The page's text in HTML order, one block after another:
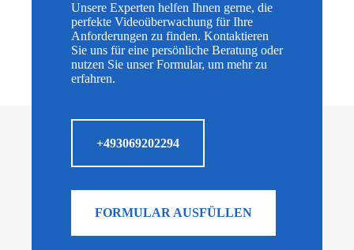
Unsere Experten helfen Ihnen gerne, die
perfekte Videoüberwachung für Ihre
Anforderungen zu finden. Kontaktieren
Sie uns für eine persönliche Beratung oder
nutzen Sie unser Formular, um mehr zu
erfahren.
+493069202294
FORMULAR AUSFÜLLEN